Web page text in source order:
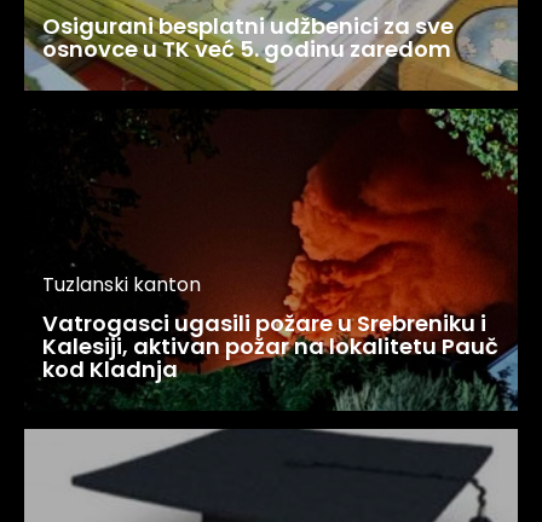
Osigurani besplatni udžbenici za sve
osnovce u TK već 5. godinu zaredom
Tuzlanski kanton
Vatrogasci ugasili požare u Srebreniku i
Kalesiji, aktivan požar na lokalitetu Pauč
kod Kladnja